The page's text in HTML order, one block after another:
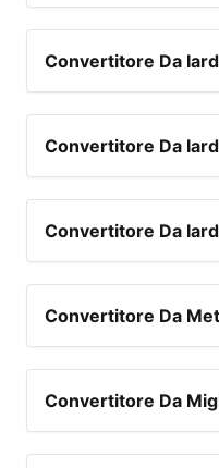
Convertitore Da
Convertitore Da
Convertitore Da
Convertitore Da
Convertitore Da